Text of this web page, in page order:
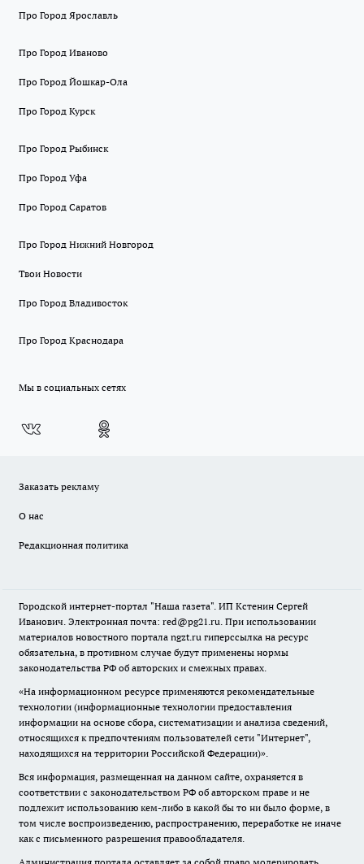
Про Город Ярославль
Про Город Иваново
Про Город Йошкар-Ола
Про Город Курск
Про Город Рыбинск
Про Город Уфа
Про Город Саратов
Про Город Нижний Новгород
Твои Новости
Про Город Владивосток
Про Город Краснодара
Мы в социальных сетях
Заказать рекламу
О нас
Редакционная политика
Городской интернет-портал "Наша газета". ИП Кстенин Сергей
Иванович. Электронная почта: red@pg21.ru. При использовании
материалов новостного портала ngzt.ru гиперссылка на ресурс
обязательна, в противном случае будут применены нормы
законодательства РФ об авторских и смежных правах.
«На информационном ресурсе применяются рекомендательные
технологии (информационные технологии предоставления
информации на основе сбора, систематизации и анализа сведений,
относящихся к предпочтениям пользователей сети "Интернет",
находящихся на территории Российской Федерации)».
Вся информация, размещенная на данном сайте, охраняется в
соответствии с законодательством РФ об авторском праве и не
подлежит использованию кем-либо в какой бы то ни было форме, в
том числе воспроизведению, распространению, переработке не иначе
как с письменного разрешения правообладателя.